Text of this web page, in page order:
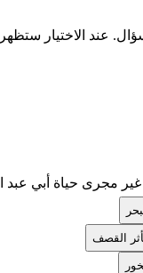
عند الاختيار
مجرى حياة أبي عبد
القصف